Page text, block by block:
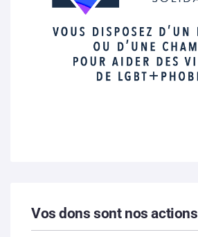
Vos dons sont nos actions